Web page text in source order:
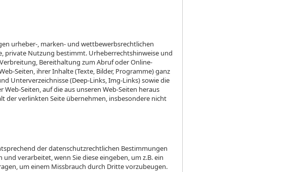
urheber-, marken- und wettbewerbsrechtlichen
private Nutzung bestimmt. Urheberrechtshinweise und
Bereithaltung zum Abruf oder Online-
Seiten, ihrer Inhalte (Texte, Bilder, Programme) ganz
Unterverzeichnisse (Deep-Links, Img-Links) sowie die
Seiten, auf die aus unseren Web-Seiten heraus
der verlinkten Seite übernehmen, insbesondere nicht
der datenschutzrechtlichen Bestimmungen
verarbeitet, wenn Sie diese eingeben, um z.B. ein
um einem Missbrauch durch Dritte vorzubeugen.